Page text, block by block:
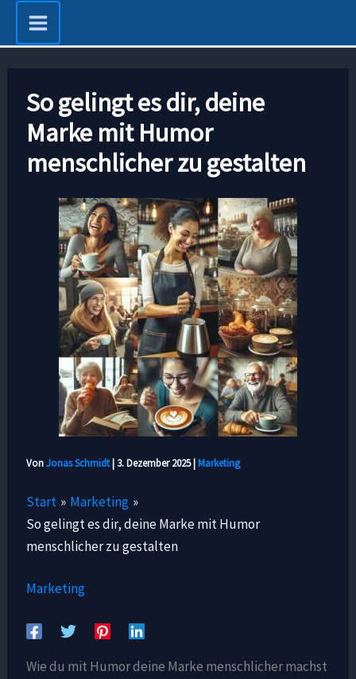
Inhalt
So gelingt es dir, deine
Marke mit Humor
menschlicher zu gestalten
VonJonas Schmidt| 3. Dezember 2025|Marketing
Start
Marketing
So gelingt es dir, deine Marke mit Humor
menschlicher zu gestalten
Marketing
Wie du mit Humor deine Marke menschlicher machst